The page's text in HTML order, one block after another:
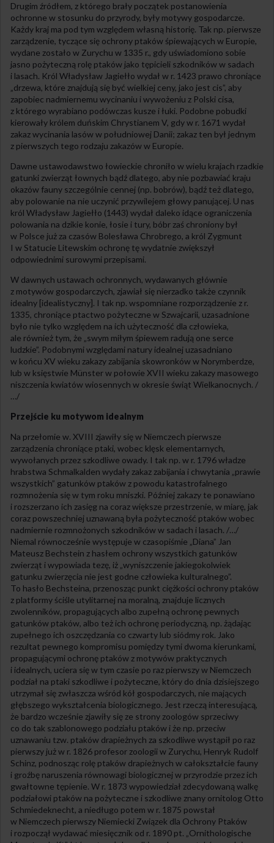
Drugim źródłem, z którego brały początek postanowienia
ochronne w stosunku do przyrody, były motywy gospodarcze.
Każdy kraj ma pod tym względem własną historię. Tak np. pierwsze
zarządzenie, tyczące się ochrony ptaków śpiewających w Europie,
wydane zostało w Zurychu w 1335 r., gdy uświadomiono sobie
jasno pożyteczną rolę ptaków jako tępicieli szkodników w sadach
i lasach. Król Władysław Jagiełło wydał w r. 1423 prawo chroniące
„drzewa, które znajdują się być wielkiej ceny, jako jest cis”, aby
zapobiec nadmiernemu wycinaniu i wywożeniu z Polski cisa,
z którego wyrabiano podówczas kusze i łuki. Podobne pobudki
kierowały królem duńskim Chrystianem V, gdy w r. 1671 wydał
zakaz wycinania lasów w południowej Danii; zakaz ten był jednym
z pierwszych tego rodzaju zakazów w Europie.
Dawne ustawodawstwo łowieckie chroniło w wielu krajach rzadkie
gatunki zwierząt łownych bądź dlatego, aby nie pozbawiać kraju
okazów fauny szczególnie cennej (np. bobrów), bądź też dlatego,
aby polowanie na nie uczynić przywilejem głowy panującej. U nas
król Władysław Jagiełło (1443) wydał daleko idące ograniczenia
polowania na dzikie konie, łosie i tury, bóbr zaś chroniony był
w Polsce już za czasów Bolesława Chrobrego, a król Zygmunt
I w Statucie Litewskim ochronę tę wydatnie zwiększył
odpowiednimi surowymi przepisami.
W dawnych ustawach ochronnych, wydawanych głównie
z motywów gospodarczych, zjawiał się nierzadko także czynnik
idealny [idealistyczny]. I tak np. wspomniane rozporządzenie z r.
1335, chroniące ptactwo pożyteczne w Szwajcarii, uzasadnione
było nie tylko względem na ich użyteczność dla człowieka,
ale również tym, że „swym miłym śpiewem radują one serce
ludzkie”. Podobnymi względami natury idealnej uzasadniano
w końcu XV wieku zakazy zabijania skowronków w Norymberdze,
lub w księstwie Münster w połowie XVII wieku zakazy masowego
niszczenia kwiatów wiosennych w okresie świąt Wielkanocnych. /
…/
Przejście ku motywom idealnym
Na przełomie w. XVIII zjawiły się w Niemczech pierwsze
zarządzenia chroniące ptaki, wobec klęsk elementarnych,
wywołanych przez szkodliwe owady. I tak np. w r. 1796 władze
hrabstwa Schmalkalden wydały zakaz zabijania i chwytania „prawie
wszystkich” gatunków ptaków z powodu katastrofalnego
rozmnożenia się w tym roku mniszki. Później zakazy te ponawiano
i rozszerzano ich zasięg na coraz większe przestrzenie, w miarę, jak
coraz powszechniej uznawaną była pożyteczność ptaków wobec
nadmiernie rozmnożonych szkodników w sadach i lasach. /…/
Niemal równocześnie występuje w czasopiśmie „Diana” Jan
Mateusz Bechstein z hasłem ochrony wszystkich gatunków
zwierząt i wypowiada tezę, iż „wyniszczenie jakiegokolwiek
gatunku zwierzęcia nie jest godne człowieka kulturalnego”.
To hasło Bechsteina, przenosząc punkt ciężkości ochrony ptaków
z platformy ściśle utylitarnej na moralną, znajduje licznych
zwolenników, propagujących albo zupełną ochronę pewnych
gatunków ptaków, albo też ich ochronę periodyczną, np. żądając
zupełnego ich oszczędzania co czwarty lub siódmy rok. Jako
rezultat pewnego kompromisu pomiędzy tymi dwoma kierunkami,
propagującymi ochronę ptaków z motywów praktycznych
i idealnych, uciera się w tym czasie po raz pierwszy w Niemczech
podział na ptaki szkodliwe i pożyteczne, który do dnia dzisiejszego
utrzymał się zwłaszcza wśród kół gospodarczych, nie mających
głębszego wykształcenia biologicznego. Jest rzeczą interesującą,
że bardzo wcześnie zjawiły się ze strony zoologów sprzeciwy
co do tak szablonowego podziału ptaków i że np. przeciw
uznawaniu tzw. ptaków drapieżnych za szkodliwe wystąpił po raz
pierwszy już w r. 1826 profesor zoologii w Zurychu, Henryk Rudolf
Schinz, podnosząc rolę ptaków drapieżnych w całokształcie fauny
i groźbę naruszenia równowagi biologicznej w przyrodzie przez ich
gwałtowne tępienie. W r. 1873 wypowiedział zdecydowaną walkę
podziałowi ptaków na pożyteczne i szkodliwe znany ornitolog Otto
Schmiedeknecht, a niedługo potem w r. 1875 powstał
w Niemczech pierwszy Niemiecki Związek dla Ochrony Ptaków
i rozpoczął wydawać miesięcznik od r. 1890 pt. „Ornithologische